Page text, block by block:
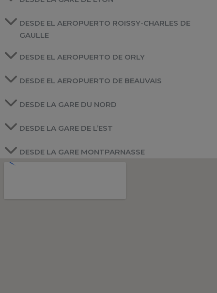
DESDE EL AEROPUERTO ROISSY-CHARLES DE
GAULLE
DESDE EL AEROPUERTO DE ORLY
DESDE EL AEROPUERTO DE BEAUVAIS
DESDE LA GARE DU NORD
DESDE LA GARE DE L’EST
DESDE LA GARE MONTPARNASSE